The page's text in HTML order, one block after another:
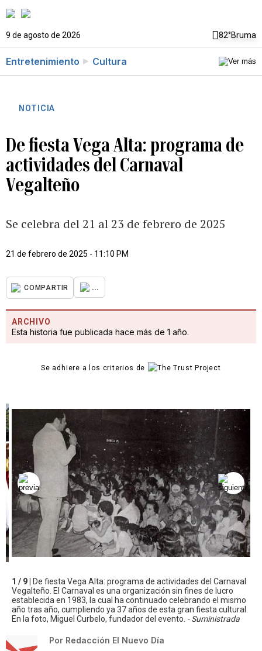
9 de agosto de 2026 82°Bruma
Entretenimiento Cultura
NOTICIA
De fiesta Vega Alta: programa de
actividades del Carnaval
Vegalteño
Se celebra del 21 al 23 de febrero de 2025
21 de febrero de 2025 - 11:10 PM
COMPARTIR ...
ARCHIVO
Esta historia fue publicada hace más de 1 año.
Se adhiere a los criterios de
1 / 9 |
De fiesta Vega Alta: programa de actividades del Carnaval
Vegalteño. El Carnaval es una organización sin fines de lucro
establecida en 1983, la cual ha continuado celebrando el mismo
año tras año, cumpliendo ya 37 años de esta gran fiesta cultural.
En la foto, Miguel Curbelo, fundador del evento. - Suministrada
Por Redacción El Nuevo Día